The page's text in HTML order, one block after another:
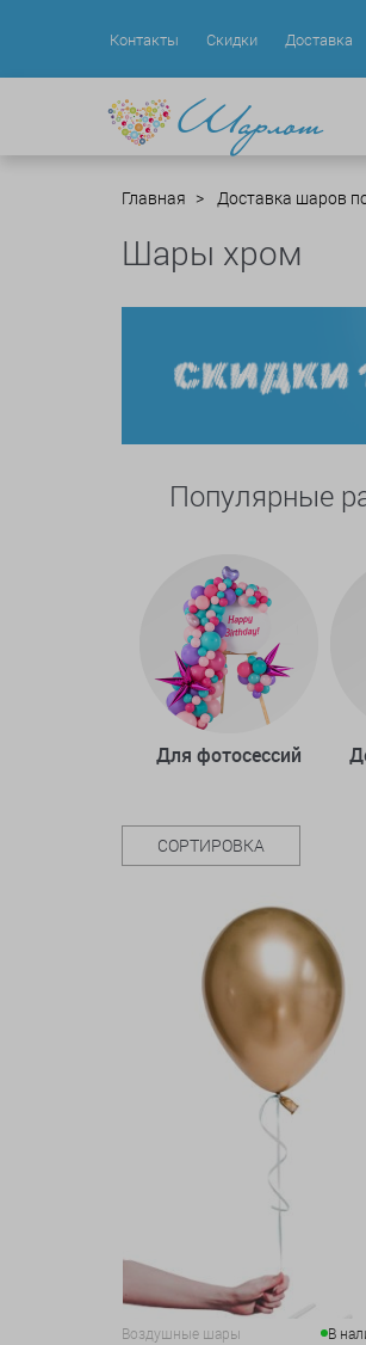
Контакты Скидки Доставка
Главная Доставка шаров
Шары хром
Популярные
Для фотосессий
СОРТИРОВКА
Воздушные шары В